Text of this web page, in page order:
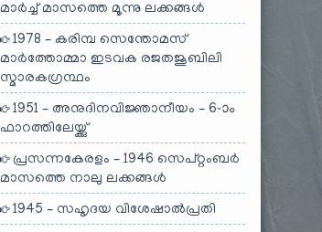
മാർച്ച് മാസത്തെ മൂന്നു ലക്കങ്ങൾ
1978 – കരിമ്പ സെന്തോമസ്
മാർത്തോമ്മാ ഇടവക രജതജൂബിലി
സ്മാരകഗ്രന്ഥം
1951 – അനുദിനവിജ്ഞാനീയം – 6-ാം
ഫാറത്തിലേയ്ക്കു്
പ്രസന്നകേരളം – 1946 സെപ്റ്റംബർ
മാസത്തെ നാലു ലക്കങ്ങൾ
1945 – സഹൃദയ വിശേഷാൽപ്രതി